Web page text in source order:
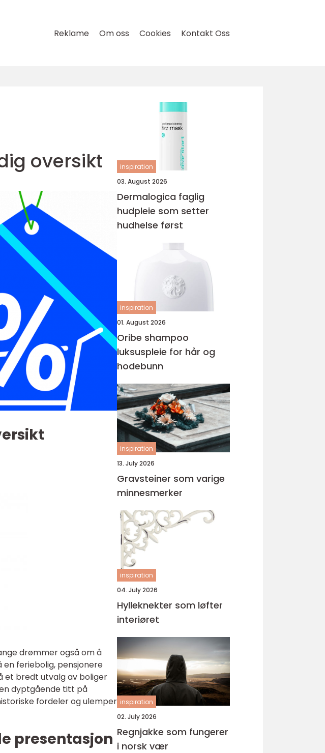
Reklame Om oss Cookies Kontakt Oss
oversikt
drømmer også om å
feriebolig, pensjonere
et bredt utvalg av boliger
dyptgående titt på
fordeler og ulemper
presentasjon
inspiration
03. August 2026
Dermalogica faglig
hudpleie som setter
hudhelse først
inspiration
01. August 2026
Oribe shampoo
luksuspleie for hår og
hodebunn
inspiration
13. July 2026
Gravsteiner som varige
minnesmerker
inspiration
04. July 2026
Hylleknekter som løfter
interiøret
inspiration
02. July 2026
Regnjakke som fungerer
i norsk vær